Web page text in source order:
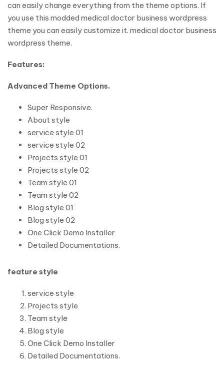
can easily change everything from the theme options. If
you use this modded medical doctor business wordpress
theme you can easily customize it. medical doctor business
wordpress theme.
Features:
Advanced Theme Options.
Super Responsive.
About style
service style 01
service style 02
Projects style 01
Projects style 02
Team style 01
Team style 02
Blog style 01
Blog style 02
One Click Demo Installer
Detailed Documentations.
feature style
service style
Projects style
Team style
Blog style
One Click Demo Installer
Detailed Documentations.